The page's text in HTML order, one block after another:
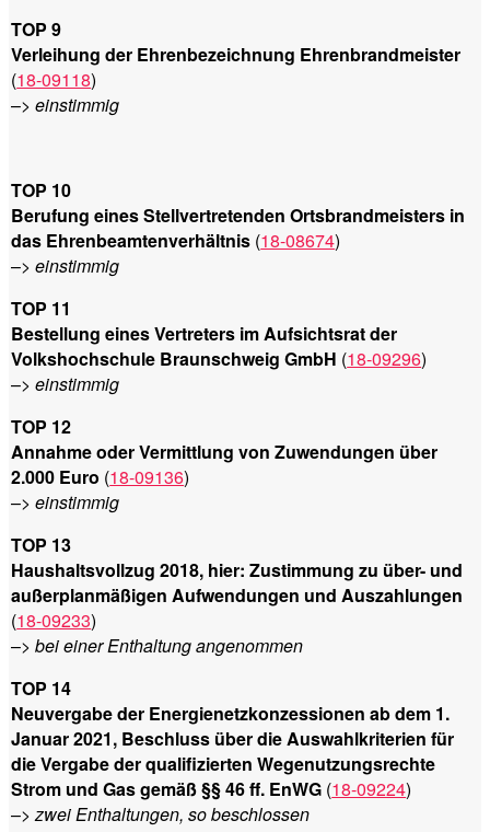
TOP 9
Verleihung der Ehrenbezeichnung Ehrenbrandmeister
(18-09118)
–> einstimmig
TOP 10
Berufung eines Stellvertretenden Ortsbrandmeisters in
das Ehrenbeamtenverhältnis (18-08674)
–>einstimmig
TOP 11
Bestellung eines Vertreters im Aufsichtsrat der
Volkshochschule Braunschweig GmbH (18-09296)
–>einstimmig
TOP 12
Annahme oder Vermittlung von Zuwendungen über
2.000 Euro (18-09136)
–>einstimmig
TOP 13
Haushaltsvollzug 2018, hier: Zustimmung zu über- und
außerplanmäßigen Aufwendungen und Auszahlungen
(18-09233)
–>bei einer Enthaltung angenommen
TOP 14
Neuvergabe der Energienetzkonzessionen ab dem 1.
Januar 2021, Beschluss über die Auswahlkriterien für
die Vergabe der qualifizierten Wegenutzungsrechte
Strom und Gas gemäß §§ 46 ff. EnWG (18-09224)
–>zwei Enthaltungen, so beschlossen